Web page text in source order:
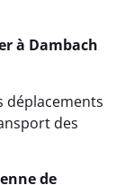
à Dambach
déplacements
des
de